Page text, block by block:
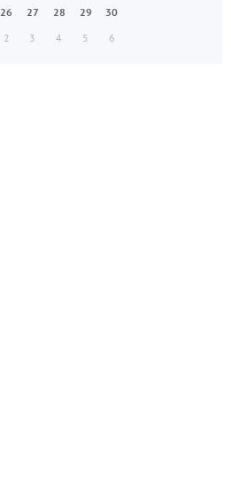
26 27 28 29
30
2 3 4 5 6